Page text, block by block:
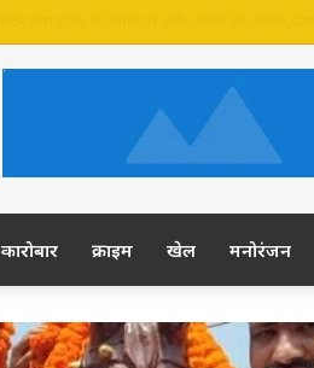
कारोबार क्राइम खेल मनोरंजन